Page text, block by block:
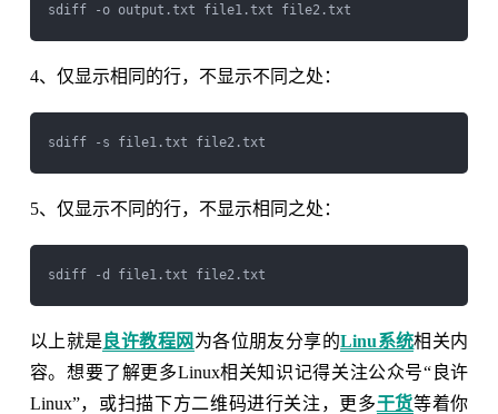
4、仅显示相同的行，不显示不同之处：
5、仅显示不同的行，不显示相同之处：
以上就是 良许教程网 为各位朋友分享的Linu系统相关内
容。想要了解更多Linux相关知识记得关注公众号“良许
Linux”，或扫描下方二维码进行关注，更多干货等着你